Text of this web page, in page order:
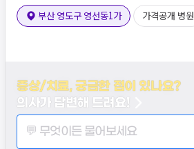
부산 영도구 영선동1가 가격공개 병원
증상/치료, 궁금한 점이 있나요?
의사가 답변해 드려요!
💬 무엇이든 물어보세요